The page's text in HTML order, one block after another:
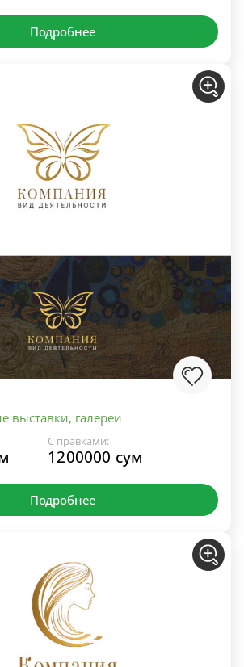
Подробнее
выставки, галереи
С правками:
1200000 сум
Подробнее